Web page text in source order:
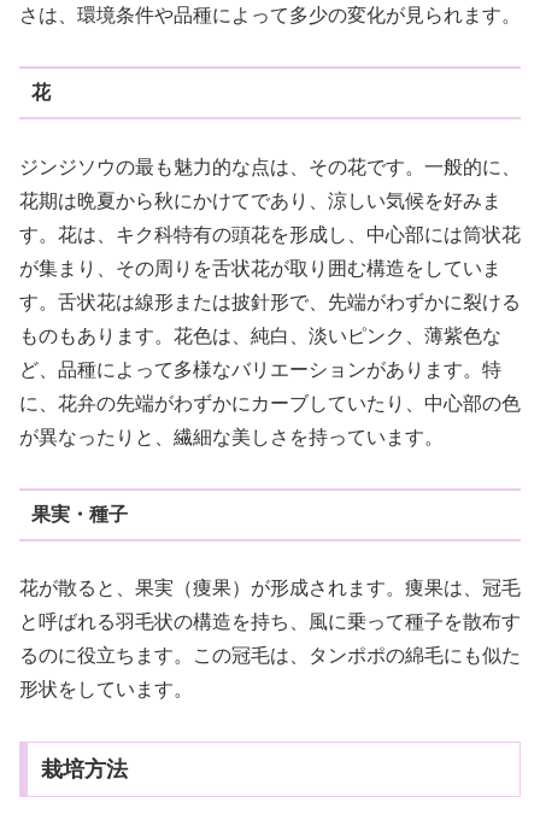
さは、環境条件や品種によって多少の変化が見られます。
花
ジンジソウの最も魅力的な点は、その花です。一般的に、
花期は晩夏から秋にかけてであり、涼しい気候を好みま
す。花は、キク科特有の頭花を形成し、中心部には筒状花
が集まり、その周りを舌状花が取り囲む構造をしていま
す。舌状花は線形または披針形で、先端がわずかに裂ける
ものもあります。花色は、純白、淡いピンク、薄紫色な
ど、品種によって多様なバリエーションがあります。特
に、花弁の先端がわずかにカーブしていたり、中心部の色
が異なったりと、繊細な美しさを持っています。
果実・種子
花が散ると、果実（痩果）が形成されます。痩果は、冠毛
と呼ばれる羽毛状の構造を持ち、風に乗って種子を散布す
るのに役立ちます。この冠毛は、タンポポの綿毛にも似た
形状をしています。
栽培方法